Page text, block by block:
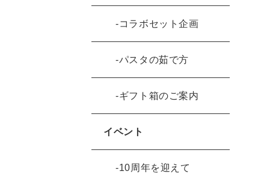
コラボセット企画
パスタの茹で方
ギフト箱のご案内
イベント
10周年を迎えて